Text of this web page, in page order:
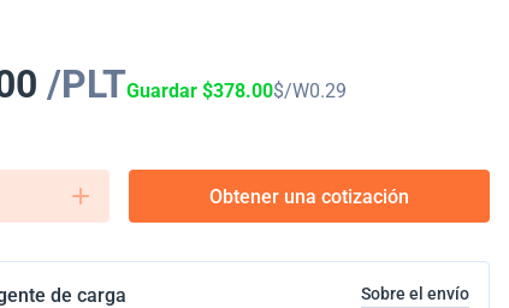
/PLTGuardar $378.00$/W0.29
Obtener una cotización
de carga
Sobre el envío